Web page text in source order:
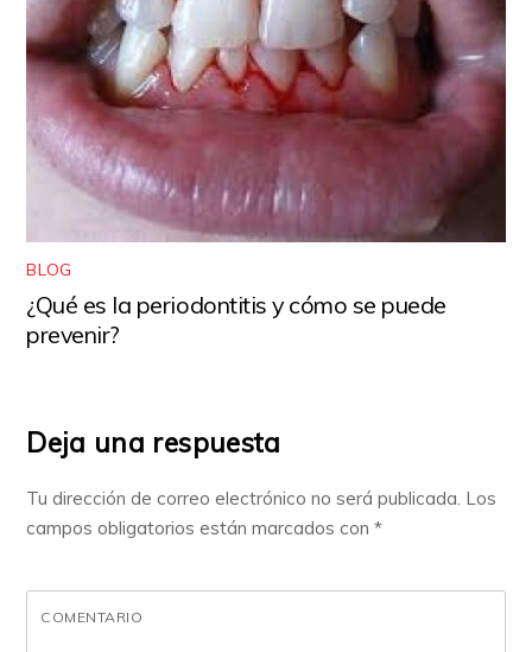
BLOG
¿Qué es la periodontitis y cómo se puede
prevenir?
Deja una respuesta
Tu dirección de correo electrónico no será publicada. Los
campos obligatorios están marcados con*
COMENTARIO